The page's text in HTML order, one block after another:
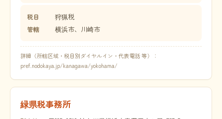
税目 狩猟税
管轄 横浜市、川崎市
詳細（所轄区域・税目別ダイヤルイン・代表電話 等）：
pref.nodokaya.jp/kanagawa/yokohama/
緑県税事務所